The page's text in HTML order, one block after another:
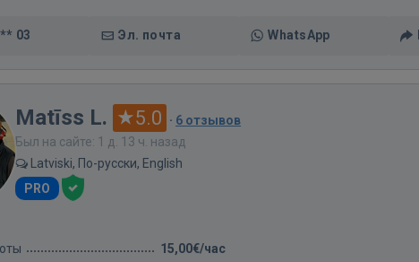
03 Эл. почта WhatsApp
Matīss L. 5.0 · 6 отзывов
Был на сайте: 1 д. 13 ч. назад
Latviski, По-русски, English
PRO
15,00€/час